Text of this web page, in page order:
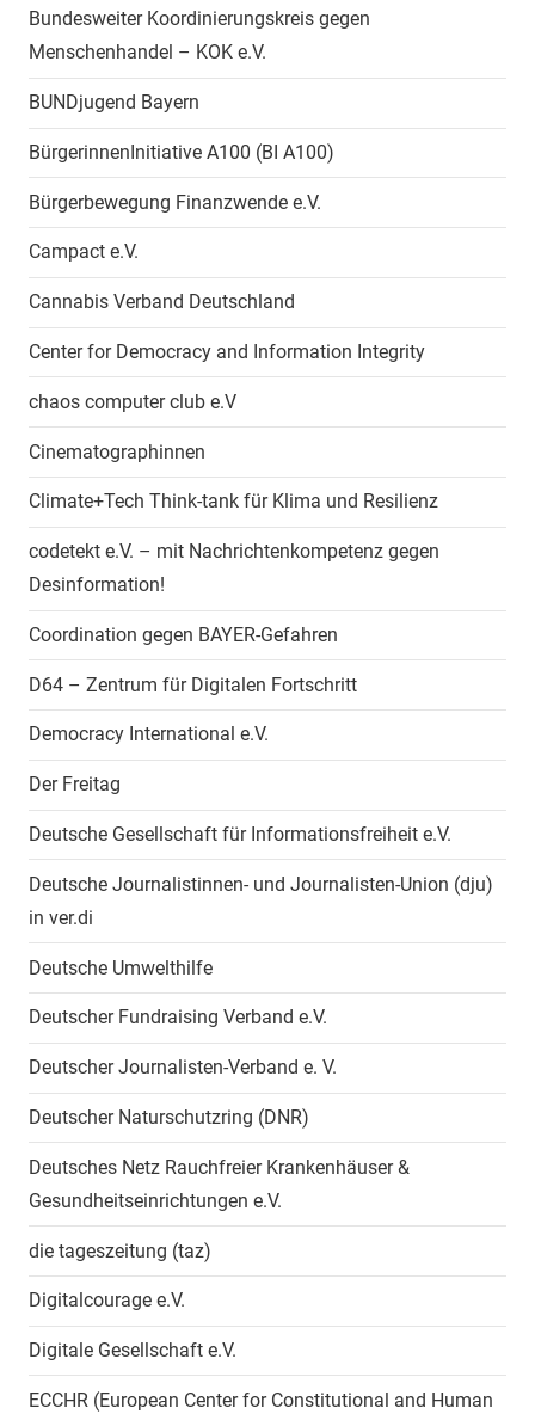
Bundesweiter Koordinierungskreis gegen
Menschenhandel – KOK e.V.
BUNDjugend Bayern
BürgerinnenInitiative A100 (BI A100)
Bürgerbewegung Finanzwende e.V.
Campact e.V.
Cannabis Verband Deutschland
Center for Democracy and Information Integrity
chaos computer club e.V
Cinematographinnen
Climate+Tech Think-tank für Klima und Resilienz
codetekt e.V. – mit Nachrichtenkompetenz gegen
Desinformation!
Coordination gegen BAYER-Gefahren
D64 – Zentrum für Digitalen Fortschritt
Democracy International e.V.
Der Freitag
Deutsche Gesellschaft für Informationsfreiheit e.V.
Deutsche Journalistinnen- und Journalisten-Union (dju)
in ver.di
Deutsche Umwelthilfe
Deutscher Fundraising Verband e.V.
Deutscher Journalisten-Verband e. V.
Deutscher Naturschutzring (DNR)
Deutsches Netz Rauchfreier Krankenhäuser &
Gesundheitseinrichtungen e.V.
die tageszeitung (taz)
Digitalcourage e.V.
Digitale Gesellschaft e.V.
ECCHR (European Center for Constitutional and Human